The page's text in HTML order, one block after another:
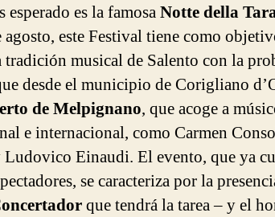
esperado es la famosaNotte della
agosto, este Festival tiene como
musical de Salento con la
desde el municipio de Corigliano
de Melpignano, que acoge a
e internacional, como Carmen
Einaudi. El evento, que ya
se caracteriza por la
que tendrá la tarea – y el